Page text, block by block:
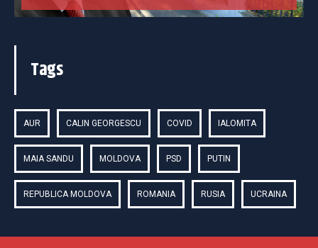
Tags
AUR CALIN GEORGESCU COVID IALOMITA
MAIA SANDU MOLDOVA PSD PUTIN
REPUBLICA MOLDOVA ROMANIA RUSIA UCRAINA